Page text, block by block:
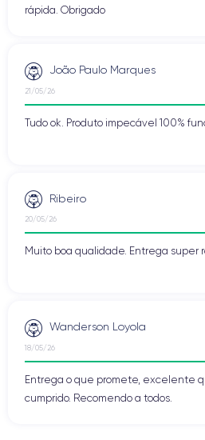
rápida. Obrigado
João Paulo Marques
21/05/26
Tudo ok. Produto impecável 100%
Ribeiro
20/05/26
Muito boa qualidade. Entrega super
Wanderson Loyola
18/05/26
Entrega o que promete, excelente
cumprido. Recomendo a todos.